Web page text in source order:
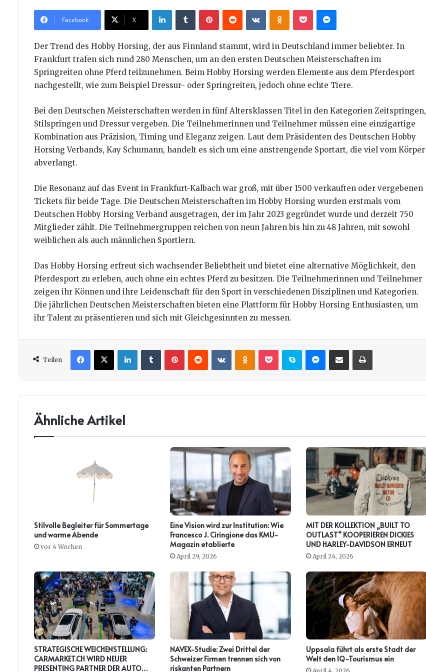
Facebook X
LinkedInTumblrPinterestRedditVKontakteOdnoklassniki
PocketMessenger
Der Trend des Hobby Horsing, der aus Finnland stammt, wird in Deutschland immer beliebter. In
Frankfurt trafen sich rund 280 Menschen, um an den ersten Deutschen Meisterschaften im
Springreiten ohne Pferd teilzunehmen. Beim Hobby Horsing werden Elemente aus dem Pferdesport
nachgestellt, wie zum Beispiel Dressur- oder Springreiten, jedoch ohne echte Tiere.
Bei den Deutschen Meisterschaften werden in fünf Altersklassen Titel in den Kategorien Zeitspringen,
Stilspringen und Dressur vergeben. Die Teilnehmerinnen und Teilnehmer müssen eine einzigartige
Kombination aus Präzision, Timing und Eleganz zeigen. Laut dem Präsidenten des Deutschen Hobby
Horsing Verbands, Kay Schumann, handelt es sich um eine anstrengende Sportart, die viel vom Körper
abverlangt.
Die Resonanz auf das Event in Frankfurt-Kalbach war groß, mit über 1500 verkauften oder vergebenen
Tickets für beide Tage. Die Deutschen Meisterschaften im Hobby Horsing wurden erstmals vom
Deutschen Hobby Horsing Verband ausgetragen, der im Jahr 2023 gegründet wurde und derzeit 750
Mitglieder zählt. Die Teilnehmergruppen reichen von neun Jahren bis hin zu 48 Jahren, mit sowohl
weiblichen als auch männlichen Sportlern.
Das Hobby Horsing erfreut sich wachsender Beliebtheit und bietet eine alternative Möglichkeit, den
Pferdesport zu erleben, auch ohne ein echtes Pferd zu besitzen. Die Teilnehmerinnen und Teilnehmer
zeigen ihr Können und ihre Leidenschaft für den Sport in verschiedenen Disziplinen und Kategorien.
Die jährlichen Deutschen Meisterschaften bieten eine Plattform für Hobby Horsing Enthusiasten, um
ihr Talent zu präsentieren und sich mit Gleichgesinnten zu messen.
Teilen
Facebook
X LinkedInTumblrPinterestRedditVKontakteOdnoklassniki
PocketSkype Messenger
Teile per E-Mail Drucken
Ähnliche Artikel
Stilvolle Begleiter für Sommertage
und warme Abende
vor 4 Wochen
Eine Vision wird zur Institution: Wie
Francesco J. Ciringione das KMU-
Magazin etablierte
April 29, 2026
MIT DER KOLLEKTION „BUILT TO
OUTLAST“ KOOPERIEREN DICKIES
UND HARLEY-DAVIDSON ERNEUT
April 24, 2026
STRATEGISCHE WEICHENSTELLUNG:
CARMARKET.CH WIRD NEUER
PRESENTING PARTNER DER AUTO
NAVEX-Studie: Zwei Drittel der
Schweizer Firmen trennen sich von
riskanten Partnern
Uppsala führt als erste Stadt der
Welt den IQ-Tourismus ein